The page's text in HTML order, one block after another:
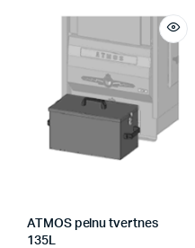
ATMOS pelnu tvertnes
135L